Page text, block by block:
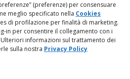
(preferenze) per consensuare
meglio specificato nella Cookies
di profilazione per finalità di marketing.
in per consentire il collegamento con i
informazioni sul trattamento dei
sulla nostra Privacy Policy
di dati personali e dati